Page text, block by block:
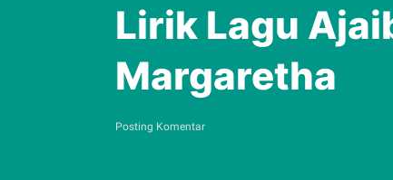
Lirik Lagu
Margaretha
Posting Komentar